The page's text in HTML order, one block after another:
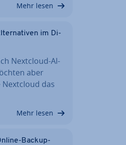
Mehr lesen
im Di­
Nextcloud-Al­
aber
Nextcloud das
Mehr lesen
Backup-